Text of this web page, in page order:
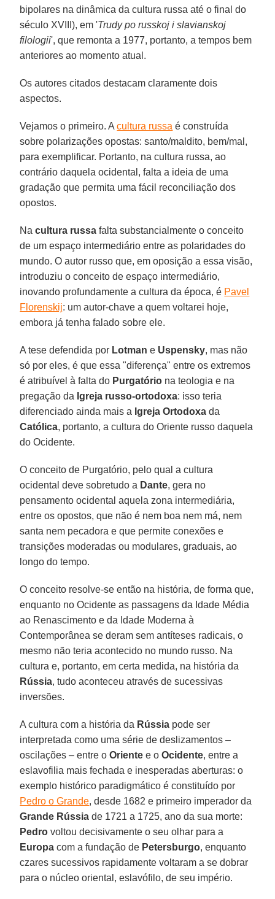
bipolares na dinâmica da cultura russa até o final do
século XVIII), em 'Trudy po russkoj i slavianskoj
filologii', que remonta a 1977, portanto, a tempos bem
anteriores ao momento atual.
Os autores citados destacam claramente dois
aspectos.
Vejamos o primeiro. Acultura russa é construída
sobre polarizações opostas: santo/maldito, bem/mal,
para exemplificar. Portanto, na cultura russa, ao
contrário daquela ocidental, falta a ideia de uma
gradação que permita uma fácil reconciliação dos
opostos.
Nacultura russa falta substancialmente o conceito
de um espaço intermediário entre as polaridades do
mundo. O autor russo que, em oposição a essa visão,
introduziu o conceito de espaço intermediário,
inovando profundamente a cultura da época, é Pavel
Florenskij: um autor-chave a quem voltarei hoje,
embora já tenha falado sobre ele.
A tese defendida por Lotman e Uspensky, mas não
só por eles, é que essa "diferença" entre os extremos
é atribuível à falta do Purgatório na teologia e na
pregação da Igreja russo-ortodoxa: isso teria
diferenciado ainda mais a Igreja Ortodoxa da
Católica, portanto, a cultura do Oriente russo daquela
do Ocidente.
O conceito de Purgatório, pelo qual a cultura
ocidental deve sobretudo a Dante, gera no
pensamento ocidental aquela zona intermediária,
entre os opostos, que não é nem boa nem má, nem
santa nem pecadora e que permite conexões e
transições moderadas ou modulares, graduais, ao
longo do tempo.
O conceito resolve-se então na história, de forma que,
enquanto no Ocidente as passagens da Idade Média
ao Renascimento e da Idade Moderna à
Contemporânea se deram sem antíteses radicais, o
mesmo não teria acontecido no mundo russo. Na
cultura e, portanto, em certa medida, na história da
Rússia, tudo aconteceu através de sucessivas
inversões.
A cultura com a história da Rússia pode ser
interpretada como uma série de deslizamentos –
oscilações – entre oOriente e oOcidente, entre a
eslavofilia mais fechada e inesperadas aberturas: o
exemplo histórico paradigmático é constituído por
Pedro o Grande, desde 1682 e primeiro imperador da
Grande Rússia de 1721 a 1725, ano da sua morte:
Pedro voltou decisivamente o seu olhar para a
Europa com a fundação de Petersburgo, enquanto
czares sucessivos rapidamente voltaram a se dobrar
para o núcleo oriental, eslavófilo, de seu império.